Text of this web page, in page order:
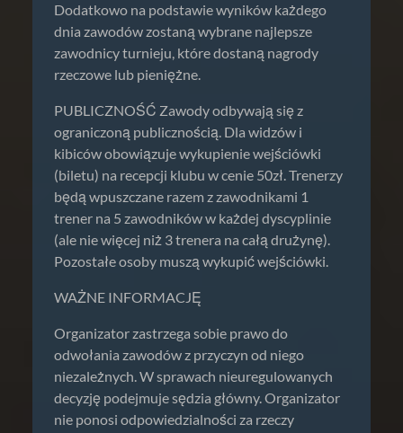
Dodatkowo na podstawie wyników każdego
dnia zawodów zostaną wybrane najlepsze
zawodnicy turnieju, które dostaną nagrody
rzeczowe lub pieniężne.
PUBLICZNOŚĆ Zawody odbywają się z
ograniczoną publicznością. Dla widzów i
kibiców obowiązuje wykupienie wejściówki
(biletu) na recepcji klubu w cenie 50zł. Trenerzy
będą wpuszczane razem z zawodnikami 1
trener na 5 zawodników w każdej dyscyplinie
(ale nie więcej niż 3 trenera na całą drużynę).
Pozostałe osoby muszą wykupić wejściówki.
WAŻNE INFORMACJĘ
Organizator zastrzega sobie prawo do
odwołania zawodów z przyczyn od niego
niezależnych. W sprawach nieuregulowanych
decyzję podejmuje sędzia główny. Organizator
nie ponosi odpowiedzialności za rzeczy